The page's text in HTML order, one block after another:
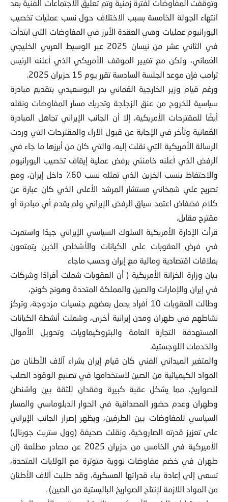
وتوقفت المفاوضات لفترة زمنية وتم تعليق الاجتماعات الفنية بعد
انتهاء الجولة الخامسة بسبب الاختلاف حول نسب عمليات تخصيب
اليورانيوم عمليات وهي العقدة الأبرز في المفاوضات التي ابتدأت
في الثاني عشر من نيسان 2025 عبر الوسيط العربي الخليجي
العُماني، ولكن مع تغيير الموقف الأمريكي الذي أعلنه الرئيس
ترامب فإن موعد الجلسة السادسة تقرر يوم 15 حزيران 2025.
ورغم قيام وزير الخارجية العُماني بدر البوسعيدي بتقديم مبادرة
سياسية للخروج من عنق الزجاجة وتحريك مسار المفاوضات ونقله
أيضًا للمقترحات الأمريكية، إلا أن الجانب الإيراني تجاهل المبادرة
العُمانية وتأخر في الإجابة عن قبول الاراء والمقترحات التي وردت
الرسالة الأمريكية التي نقلت إليه، والتي كان من أبرزها ما جاء في
الرفض الذي أعلنه خامنئي برفض عملية إيقاف تخصيب اليورانيوم
والاحتفاظ بنسب الخزين الذي تمثله نسب 60٪ داخل إيران، ومع
تصريح علي شمخاني مستشار المرشد الأعلى الذي كان عبارة عن
كلام فضفاض اعتمد سياق الرفض الإيراني ولم يقدم أي مبادرة أو
مقترح مقابل.
قرأت الإدارة الأمريكية السلوك السياسي الإيراني جيدًا واستمرت
في فرض العقوبات على الكيانات والأشخاص الذين يتمتعون
بعلاقات اقتصادية ومالية مع إيران وحسب ماجاء
بيان وزارة الخزانة الأمريكية ( أن العقوبات شملت أفرادًا وشركات
في إيران والإمارات والصين والمملكة المتحدة وهونج كونج،
وطالت العقوبات 10 أفراد يحمل بعضهم جنسيات مزدوجة، وتركز
نشاطهم في طهران ومدن إيرانية أخرى، وشملت أنشطة الكيانات
المستهدفة التجارة العامة والبتروكيماويات وتحويل الأموال
والخدمات اللوجستية.
والمتغير الميداني الفني كان قيام إيران بشراء آلاف الأطنان من
المواد الكيميائية من الصين لاستخدامها في تصنيع الوقود الصلب
للصواريخ، مما يشكل عقبة كبيرة وفقدان للثقة بين واشنطن
وطهران وعدم حضور المصداقية في الحوار الدبلوماسي والمسار
السياسي للمفاوضات بين الطرفين، ويظهر إصرار الجانب الإيراني
على تعزيز قدرته الصاروخية، ونقلت صحيفة (وول ستريت جورنال)
الأميركية في الخامس من حزيران 2025 عن مصادر مطلعة (أن
طهران في خضم مفاوضات نووية متوترة مع الولايات المتحدة،
تسعى إلى إعادة بناء قدراتها العسكرية، وقد طلبت آلاف الأطنان
من المواد اللازمة لإنتاج الصواريخ الباليستية من الصين) .